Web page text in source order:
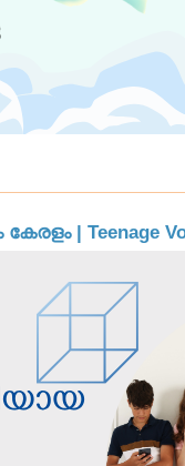
| Teenage